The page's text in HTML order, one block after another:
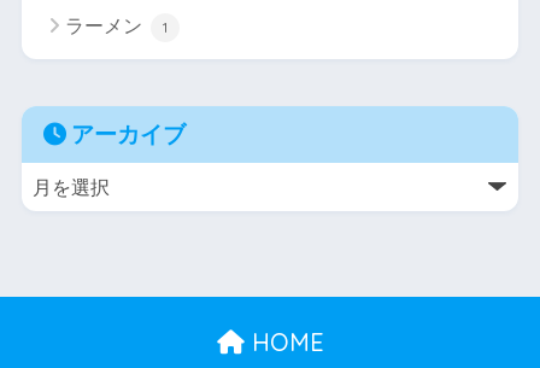
ラーメン 1
アーカイブ
HOME